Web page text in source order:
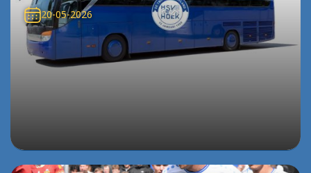
20-05-2026